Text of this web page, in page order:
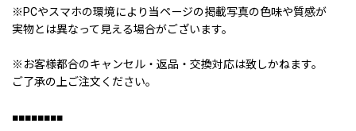
※PCやスマホの環境により当ページの掲載写真の色味や質感が
実物とは異なって見える場合がございます。
※お客様都合のキャンセル・返品・交換対応は致しかねます。
ご了承の上ご注文ください。
■■■■■■■■